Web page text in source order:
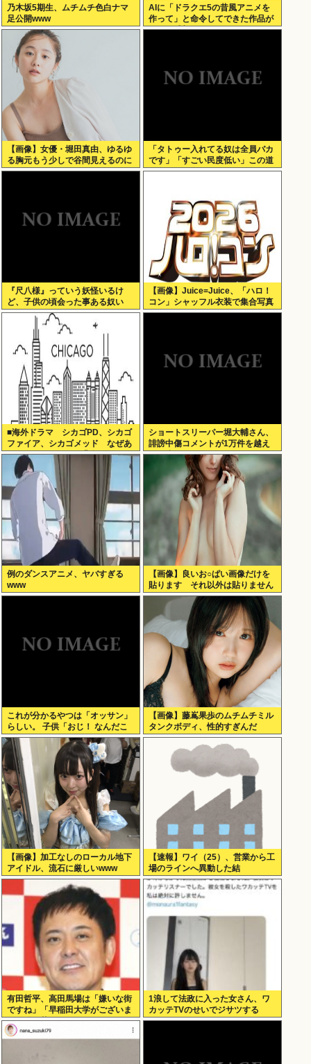
乃木坂5期生、ムチムチ色白ナマ
足公開www
AIに「ドラクエ5の昔風アニメを
作って」と命令してできた作品が
これ、感想よろ
【画像】女優・堀田真由、ゆるゆ
る胸元もう少しで谷間見えるのに
「タトゥー入れてる奴は全員バカ
です」「すごい民度低い」この道
23年の彫り師YouTuberの動画が
『尺八様』っていう妖怪いるけ
ど、子供の頃会った事ある奴い
る？？
【画像】Juice=Juice、「ハロ！
コン」シャッフル衣装で集合写真
■海外ドラマ シカゴPD、シカゴ
ファイア、シカゴメッド なぜあ
の人は、あそこまで背負うのか
ショートスリーパー堀大輔さん、
誹謗中傷コメントが1万件を越え
て号泣してしまう
例のダンスアニメ、ヤバすぎる
www
【画像】良いお○ぱい画像だけを
貼ります それ以外は貼りません
これが分かるやつは「オッサン」
らしい。 子供「おじ！ なんだこ
れは！」
【画像】藤嶌果歩のムチムチミル
タンクボディ、性的すぎんだ
ろ・・・
【画像】加工なしのローカル地下
アイドル、流石に厳しいwww
【速報】ワイ（25）、営業から工
場のラインへ異動した結
果・・・・・・
有田哲平、高田馬場は「嫌いな街
ですね」「早稲田大学がございま
す、僕は落ちましたので」
1浪して法政に入った女さん、ワ
カッテTVのせいでジサツする